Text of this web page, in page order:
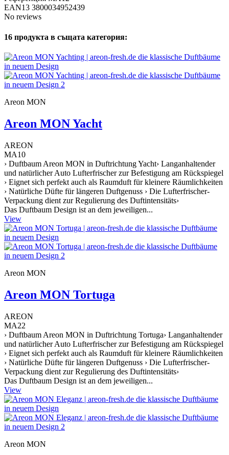
EAN13 3800034952439
No reviews
16 продукта в същата категория:
Areon MON
Areon MON Yacht
AREON
MA10
› Duftbaum Areon MON in Duftrichtung Yacht› Langanhaltender
und natürlicher Auto Lufterfrischer zur Befestigung am Rückspiegel
› Eignet sich perfekt auch als Raumduft für kleinere Räumlichkeiten
› Natürliche Düfte für längeren Duftgenuss › Die Lufterfrischer-
Verpackung dient zur Regulierung des Duftintensitäts›
Das Duftbaum Design ist an dem jeweiligen...
View
Areon MON
Areon MON Tortuga
AREON
MA22
› Duftbaum Areon MON in Duftrichtung Tortuga› Langanhaltender
und natürlicher Auto Lufterfrischer zur Befestigung am Rückspiegel
› Eignet sich perfekt auch als Raumduft für kleinere Räumlichkeiten
› Natürliche Düfte für längeren Duftgenuss › Die Lufterfrischer-
Verpackung dient zur Regulierung des Duftintensitäts›
Das Duftbaum Design ist an dem jeweiligen...
View
Areon MON